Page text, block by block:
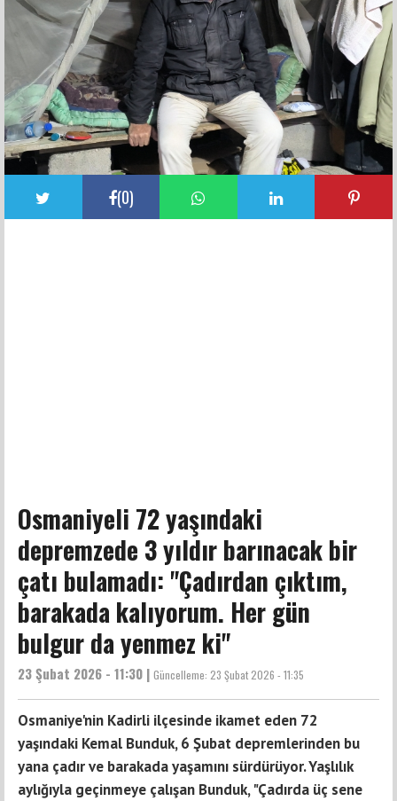
(0)
Osmaniyeli 72 yaşındaki
depremzede 3 yıldır barınacak bir
çatı bulamadı: "Çadırdan çıktım,
barakada kalıyorum. Her gün
bulgur da yenmez ki"
23 Şubat 2026 - 11:30 | Güncelleme: 23 Şubat 2026 - 11:35
Osmaniye'nin Kadirli ilçesinde ikamet eden 72
yaşındaki Kemal Bunduk, 6 Şubat depremlerinden bu
yana çadır ve barakada yaşamını sürdürüyor. Yaşlılık
aylığıyla geçinmeye çalışan Bunduk, "Çadırda üç sene